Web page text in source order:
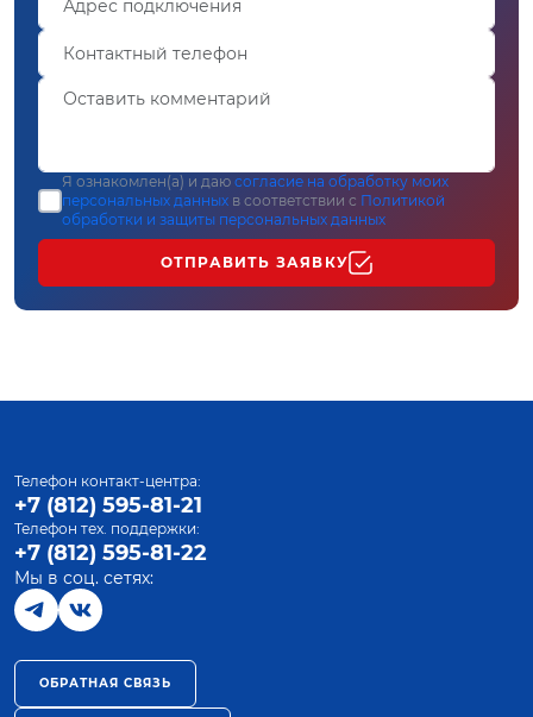
Я ознакомлен(а) и даю согласие на обработку моих
персональных данных в соответствии с Политикой
обработки и защиты персональных данных
ОТПРАВИТЬ ЗАЯВКУ
Телефон контакт-центра:
+7 (812) 595-81-21
Телефон тех. поддержки:
+7 (812) 595-81-22
Мы в соц. сетях:
ОБРАТНАЯ СВЯЗЬ